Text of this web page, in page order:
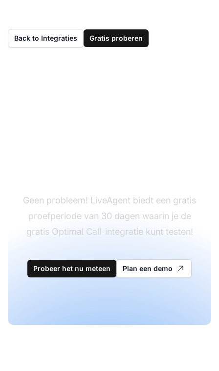
Back to Integraties Gratis proberen
Geen probleem! LiveAgent biedt een gratis
proefperiode van 30 dagen waarin je de
gratis Optimal Call-integratie kunt testen!
Probeer het nu meteen Plan een demo